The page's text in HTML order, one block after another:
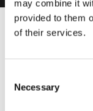
may combine it
provided to them
of their services.
Selection
Necessary
Heren
Motorbroek heren